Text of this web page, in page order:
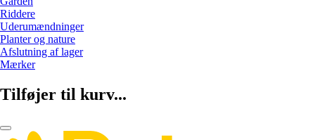
Riddere
Uderumændninger
Planter og nature
Afslutning af lager
Mærker
Tilføjer til kurv...